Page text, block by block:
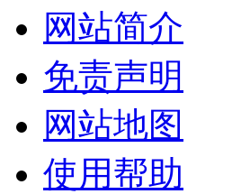
网站简介
免责声明
网站地图
使用帮助